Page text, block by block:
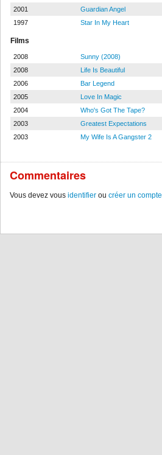
2001
Guardian Angel
1997
Star In My Heart
Films
2008
Sunny (2008)
2008
Life Is Beautiful
2006
Bar Legend
2005
Love In Magic
2004
Who's Got The Tape?
2003
Greatest Expectations
2003
My Wife Is A Gangster 2
Commentaires
Vous devez vous identifier ou créer un compte